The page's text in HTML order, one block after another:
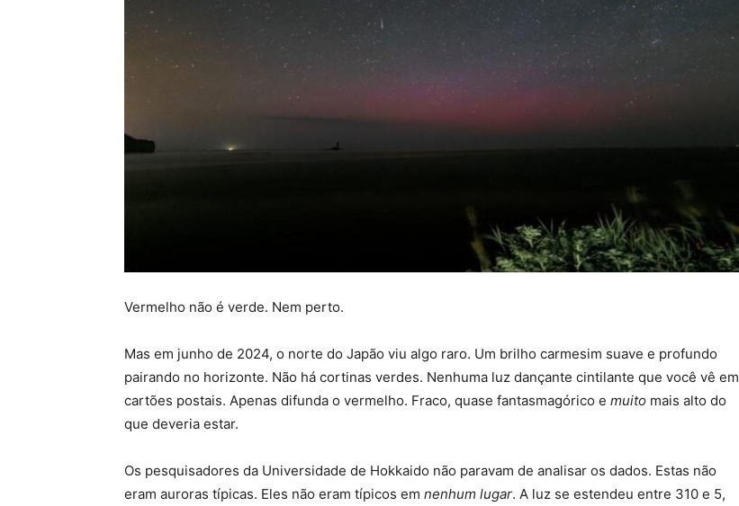
Vermelho não é verde. Nem perto.
Mas em junho de 2024, o norte do Japão viu algo raro. Um brilho carmesim suave e profundo
pairando no horizonte. Não há cortinas verdes. Nenhuma luz dançante cintilante que você vê em
cartões postais. Apenas difunda o vermelho. Fraco, quase fantasmagórico e muito mais alto do
que deveria estar.
Os pesquisadores da Universidade de Hokkaido não paravam de analisar os dados. Estas não
eram auroras típicas. Eles não eram típicos em nenhum lugar. A luz se estendeu entre 310 e 5,